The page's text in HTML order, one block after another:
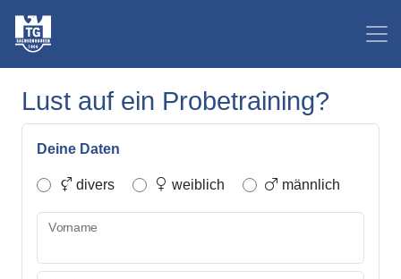
Lust auf ein Probetraining?
Deine Daten
divers weiblich männlich
Vorname